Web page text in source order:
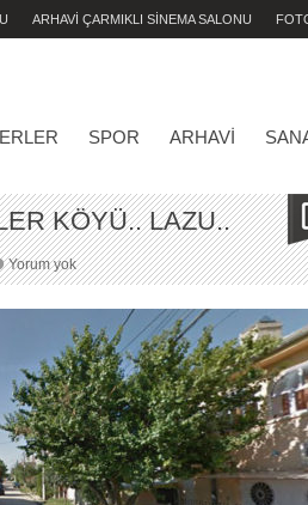
ARHAVİ ÇARMIKLI SİNEMA SALONU
SPOR ARHAVI
KÖYÜ.. LAZU..
Yorum yokROMANYA’DA
BİR
ARHAVİ’LİLER
KÖYÜ..
LAZU..